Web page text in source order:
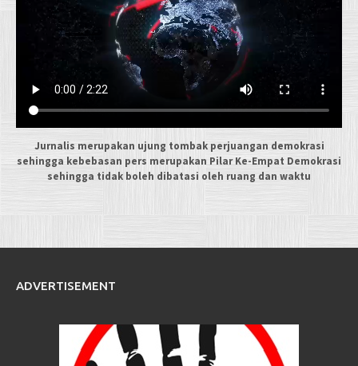
Jurnalis merupakan ujung tombak perjuangan demokrasi
sehingga kebebasan pers merupakan Pilar Ke-Empat Demokrasi
sehingga tidak boleh dibatasi oleh ruang dan waktu
ADVERTISEMENT